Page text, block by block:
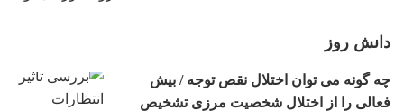
دانش روز
چه گونه می توان اختلال نقص توجه / بیش
فعالی را از اختلال شخصیت مرزی تشخیص